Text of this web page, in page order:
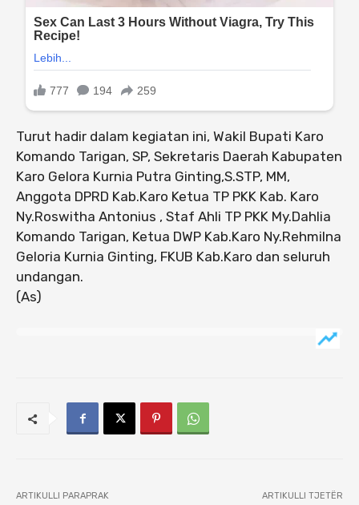
Turut hadir dalam kegiatan ini, Wakil Bupati Karo
Komando Tarigan, SP, Sekretaris Daerah Kabupaten
Karo Gelora Kurnia Putra Ginting,S.STP, MM,
Anggota DPRD Kab.Karo Ketua TP PKK Kab. Karo
Ny.Roswitha Antonius , Staf Ahli TP PKK My.Dahlia
Komando Tarigan, Ketua DWP Kab.Karo Ny.Rehmilna
Geloria Kurnia Ginting, FKUB Kab.Karo dan seluruh
undangan.
(As)
ARTIKULLI PARAPRAK ARTIKULLI TJETËR